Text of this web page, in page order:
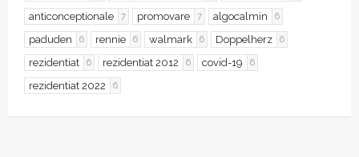
anticonceptionale 7 promovare 7 algocalmin 6
paduden 6 rennie 6 walmark 6 Doppelherz 6
rezidentiat 6 rezidentiat 2012 6 covid-19 6
rezidentiat 2022 6